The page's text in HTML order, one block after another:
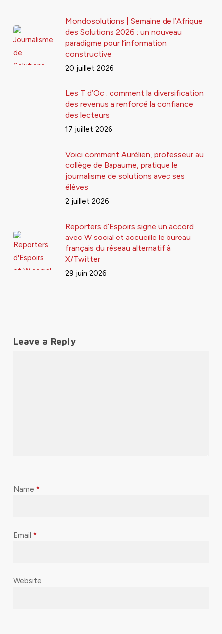
Mondosolutions | Semaine de l’Afrique
des Solutions 2026 : un nouveau
paradigme pour l’information
constructive
20 juillet 2026
Les T d’Oc : comment la diversification
des revenus a renforcé la confiance
des lecteurs
17 juillet 2026
Voici comment Aurélien, professeur au
collège de Bapaume, pratique le
journalisme de solutions avec ses
élèves
2 juillet 2026
Reporters d’Espoirs signe un accord
avec W social et accueille le bureau
français du réseau alternatif à
X/Twitter
29 juin 2026
Leave a Reply
Name *
Email *
Website